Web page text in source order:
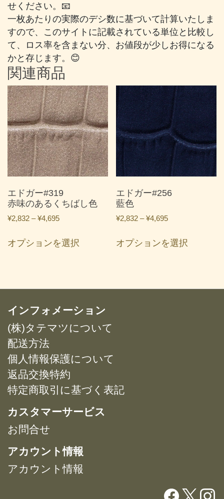
せください。📧
一枚あたりの実際のデシ数に基づいて計算いたしま
すので、このサイトに記載されている単位と比較し
て、ロス率を含まない分、お値段が少しお得になる
かと存じます。😊
関連商品
エドガー#319
赤味のあるくちばし色
¥2,832 –¥4,695価
帯:
オプションを選択
数
の
エ
シ
ン
り
す。
エドガー#256
藍色
¥2,832 –¥4,695価
帯:
オプションを選択
プ
インフォメーション
(株)タテマツについて
配送方法
個人情報保護について
返品交換特約
特定商取引に基づく表記
カスタマーサービス
お問合せ
アカウント情報
アカウント情報